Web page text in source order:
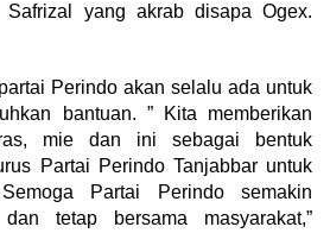
Safrizal yang akrab disapa Ogex.
Perindo akan selalu ada untuk
bantuan. ” Kita memberikan
mie dan ini sebagai bentuk
Partai Perindo Tanjabbar untuk
Partai Perindo semakin
tetap bersama masyarakat,”